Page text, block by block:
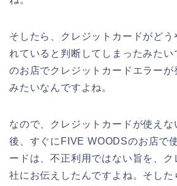
そしたら、クレジットカードがどう
れていると判断してしまったみた
のお店でクレジットカードエラーが
みたいなんですよね。
なので、クレジットカードが使えな
後、すぐにFIVE WOODSのお店で
ードは、不正利用ではない旨を、ク
社にお伝えしたんですよね。そした